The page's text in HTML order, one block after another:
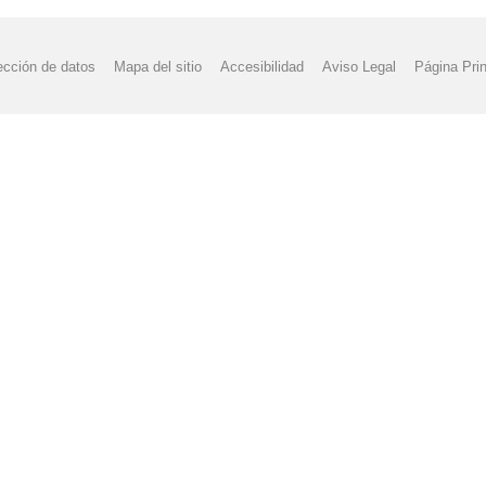
de datos Mapa del sitio Accesibilidad Aviso Legal Página